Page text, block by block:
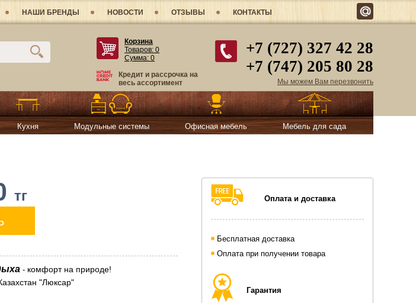
НАШИ БРЕНДЫ НОВОСТИ ОТЗЫВЫ КОНТАКТЫ
+7 (727) 327 42 28
+7 (747) 205 80 28
Мы можем Вам перезвонить
Корзина
Товаров: 0
Сумма: 0
Кредит и рассрочка на
весь ассортимент
Кухня Модульные системы Офисная мебель Мебель для сада
тг
- комфорт на природе!
"Люксар"
Оплата и доставка
Бесплатная доставка
Оплата при получении товара
Гарантия